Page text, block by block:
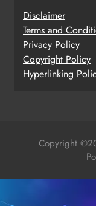
Disclaimer
Terms and
Privacy Policy
Copyright Policy
Hyperlinking
Copyright